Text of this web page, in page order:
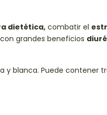
dietética,combatir el
grandes beneficios
y blanca. Puede contener